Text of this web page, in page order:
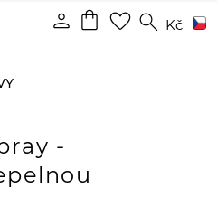
shopping_bag favorite_border search Kč
person
-